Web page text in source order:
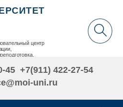
центр
45 +7(911) 422-27-54
uni.ru